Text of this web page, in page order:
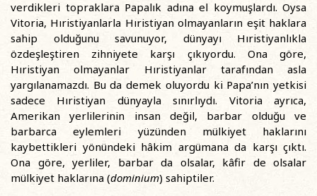
verdikleri topraklara Papalık adına el koymuşlardı. Oysa
Vitoria, Hıristiyanlarla Hıristiyan olmayanların eşit haklara
sahip olduğunu savunuyor, dünyayı Hıristiyanlıkla
özdeşleştiren zihniyete karşı çıkıyordu. Ona göre,
Hıristiyan olmayanlar Hıristiyanlar tarafından asla
yargılanamazdı. Bu da demek oluyordu ki Papa’nın yetkisi
sadece Hıristiyan dünyayla sınırlıydı. Vitoria ayrıca,
Amerikan yerlilerinin insan değil, barbar olduğu ve
barbarca eylemleri yüzünden mülkiyet haklarını
kaybettikleri yönündeki hâkim argümana da karşı çıktı.
Ona göre, yerliler, barbar da olsalar, kâfir de olsalar
mülkiyet haklarına (dominium) sahiptiler.